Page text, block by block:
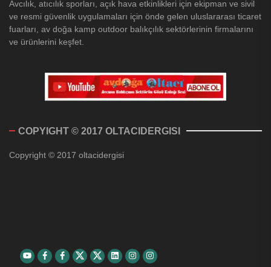
Avcılık, atıcılık sporları, açık hava etkinlikleri için ekipman ve sivil
ve resmi güvenlik uygulamaları için önde gelen uluslararası ticaret
fuarları, av doğa kamp outdoor balıkçılık sektörlerinin firmalarını
ve ürünlerini keşfet.
COPYIGHT © 2017 OLTACIDERGISI
Copyright © 2017 oltacidergisi
YoutubeFacebook
Facebook
TwitterTwitterLinkedinInstagramInstagram